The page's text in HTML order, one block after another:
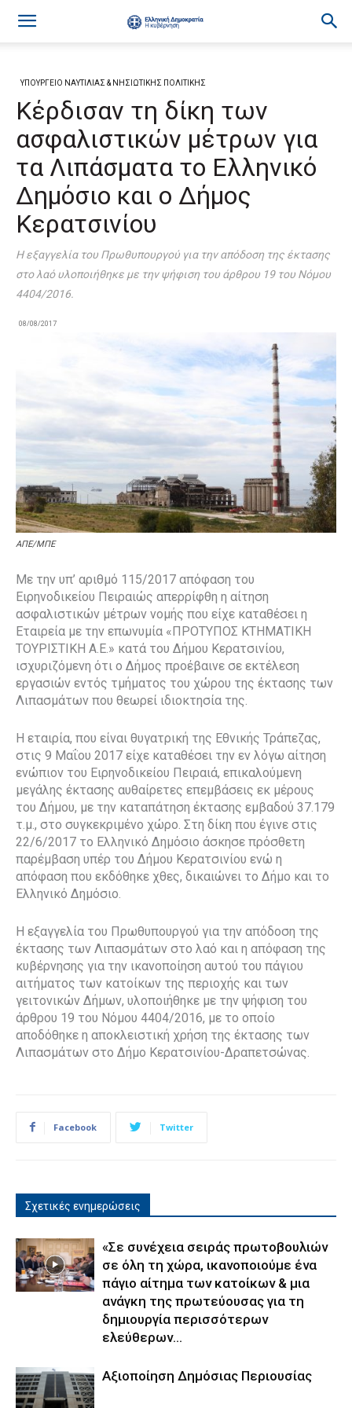
ΥΠΟΥΡΓΕΙΟ ΝΑΥΤΙΛΙΑΣ & ΝΗΣΙΩΤΙΚΗΣ ΠΟΛΙΤΙΚΗΣ
Κέρδισαν τη δίκη των
ασφαλιστικών μέτρων για
τα Λιπάσματα το Ελληνικό
Δημόσιο και ο Δήμος
Κερατσινίου
Η εξαγγελία του Πρωθυπουργού για την απόδοση της έκτασης
στο λαό υλοποιήθηκε με την ψήφιση του άρθρου 19 του Νόμου
4404/2016.
08/08/2017
ΑΠΕ/ΜΠΕ
Με την υπ’ αριθμό 115/2017 απόφαση του
Ειρηνοδικείου Πειραιώς απερρίφθη η αίτηση
ασφαλιστικών μέτρων νομής που είχε καταθέσει η
Εταιρεία με την επωνυμία «ΠΡΟΤΥΠΟΣ ΚΤΗΜΑΤΙΚΗ
ΤΟΥΡΙΣΤΙΚΗ Α.Ε.» κατά του Δήμου Κερατσινίου,
ισχυριζόμενη ότι ο Δήμος προέβαινε σε εκτέλεση
εργασιών εντός τμήματος του χώρου της έκτασης των
Λιπασμάτων που θεωρεί ιδιοκτησία της.
Η εταιρία, που είναι θυγατρική της Εθνικής Τράπεζας,
στις 9 Μαΐου 2017 είχε καταθέσει την εν λόγω αίτηση
ενώπιον του Ειρηνοδικείου Πειραιά, επικαλούμενη
μεγάλης έκτασης αυθαίρετες επεμβάσεις εκ μέρους
του Δήμου, με την καταπάτηση έκτασης εμβαδού 37.179
τ.μ., στο συγκεκριμένο χώρο. Στη δίκη που έγινε στις
22/6/2017 το Ελληνικό Δημόσιο άσκησε πρόσθετη
παρέμβαση υπέρ του Δήμου Κερατσινίου ενώ η
απόφαση που εκδόθηκε χθες, δικαιώνει το Δήμο και το
Ελληνικό Δημόσιο.
Η εξαγγελία του Πρωθυπουργού για την απόδοση της
έκτασης των Λιπασμάτων στο λαό και η απόφαση της
κυβέρνησης για την ικανοποίηση αυτού του πάγιου
αιτήματος των κατοίκων της περιοχής και των
γειτονικών Δήμων, υλοποιήθηκε με την ψήφιση του
άρθρου 19 του Νόμου 4404/2016, με το οποίο
αποδόθηκε η αποκλειστική χρήση της έκτασης των
Λιπασμάτων στο Δήμο Κερατσινίου-Δραπετσώνας.
Facebook Twitter
Σχετικές ενημερώσεις
«Σε συνέχεια σειράς πρωτοβουλιών
σε όλη τη χώρα, ικανοποιούμε ένα
πάγιο αίτημα των κατοίκων & μια
ανάγκη της πρωτεύουσας για τη
δημιουργία περισσότερων
ελεύθερων...
Αξιοποίηση Δημόσιας Περιουσίας